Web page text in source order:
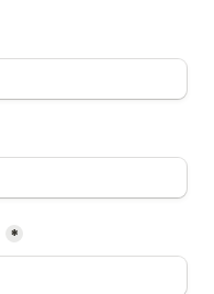
*